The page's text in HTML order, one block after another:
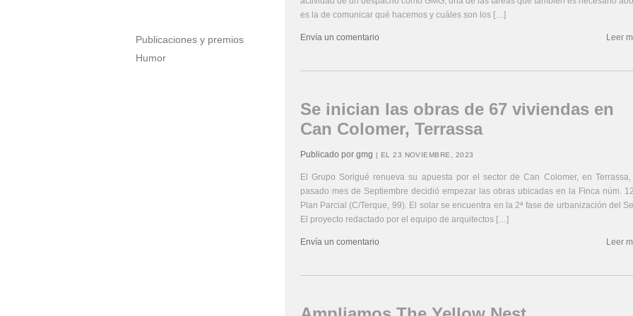
Publicaciones y premios
Humor
es la de comunicar qué hacemos y cuáles son los […]
Leer
Envía un comentario
Se inician las obras de 67 viviendas en
Can Colomer, Terrassa
Publicado por gmg | EL 23 NOVIEMBRE, 2023
El Grupo Sorigué renueva su apuesta por el sector de Can Colomer, en
pasado mes de Septiembre decidió empezar las obras ubicadas en la Finca núm.
Plan Parcial (C/Terque, 99). El solar se encuentra en la 2ª fase de urbanización del
El proyecto redactado por el equipo de arquitectos […]
Leer
Envía un comentario